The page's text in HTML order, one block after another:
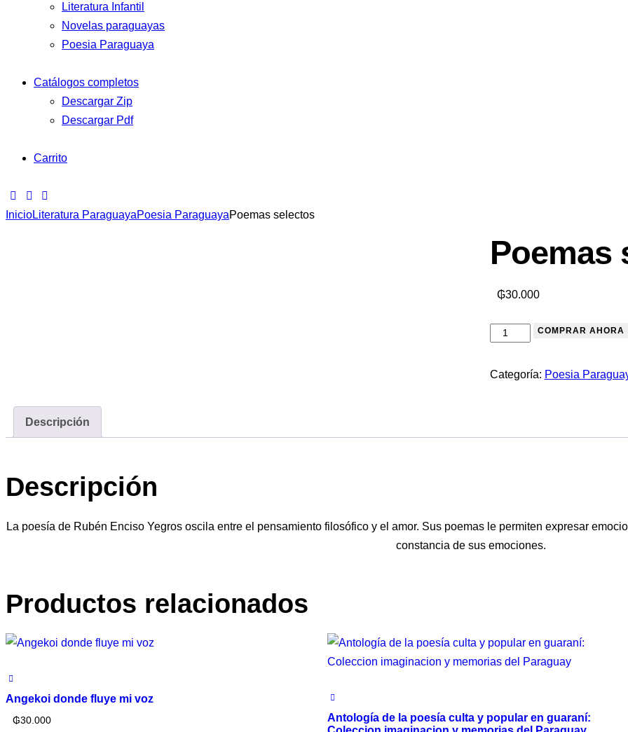
Literatura Infantil
Novelas paraguayas
Poesia Paraguaya
Catálogos completos
Descargar Zip
Descargar Pdf
Carrito
InicioLiteratura ParaguayaPoesia ParaguayaPoemas selectos
Poemas
₲30.000
COMPRAR AHORA
Categoría: Poesia
Descripción
Descripción
La poesía de Rubén Enciso Yegros oscila entre el pensamiento filosófico y el amor. Sus poemas le permiten expresar
constancia de sus emociones.
Productos relacionados
Angekoi donde fluye mi voz
₲30.000
Antología de la poesía culta y popular en guaraní: